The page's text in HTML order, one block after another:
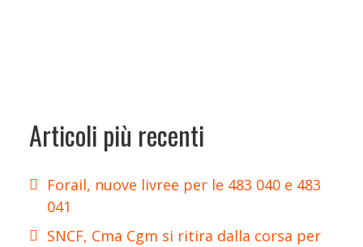
Articoli più recenti
Forail, nuove livree per le 483 040 e 483
041
SNCF, Cma Cgm si ritira dalla corsa per